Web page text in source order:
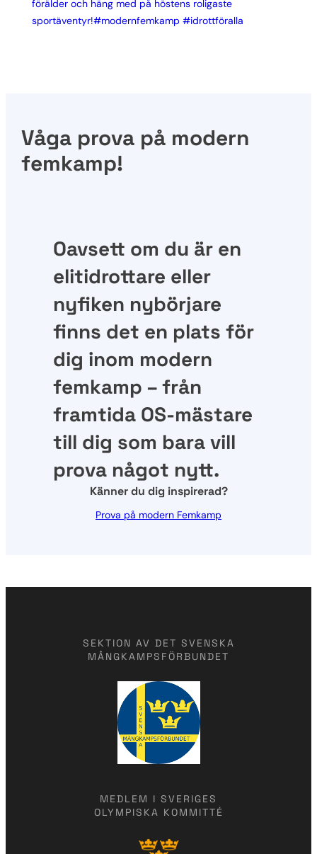
Våga prova på modern
femkamp!
Oavsett om du är en
elitidrottare eller
nyfiken nybörjare
finns det en plats för
dig inom modern
femkamp – från
framtida OS-mästare
till dig som bara vill
prova något nytt.
Känner du dig inspirerad?
Prova på modern Femkamp
SEKTION AV DET SVENSKA
MÅNGKAMPSFÖRBUNDET
MEDLEM I SVERIGES
OLYMPISKA KOMMITTÉ